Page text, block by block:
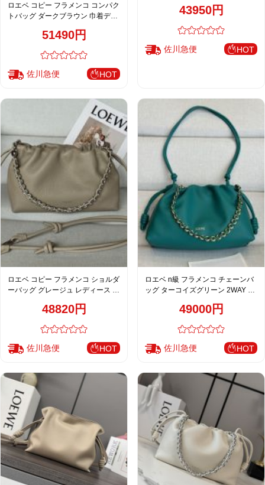
ロエベ コピー フラメンコ コンパク
トバッグ ダークブラウン 巾着デザ
51490円
佐川急便 HOT
43950円
佐川急便 HOT
ロエベ コピー フラメンコ ショルダ
ーバッグ グレージュ レディース 定
48820円
佐川急便 HOT
ロエベ n級 フラメンコ チェーンバ
ッグ ターコイズグリーン 2WAY シ
49000円
佐川急便 HOT